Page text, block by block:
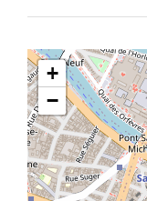
+
−